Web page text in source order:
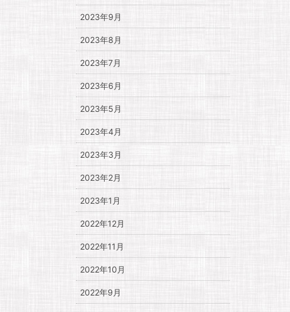
2023年9月
2023年8月
2023年7月
2023年6月
2023年5月
2023年4月
2023年3月
2023年2月
2023年1月
2022年12月
2022年11月
2022年10月
2022年9月